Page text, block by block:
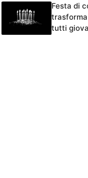
Festa di
tutti